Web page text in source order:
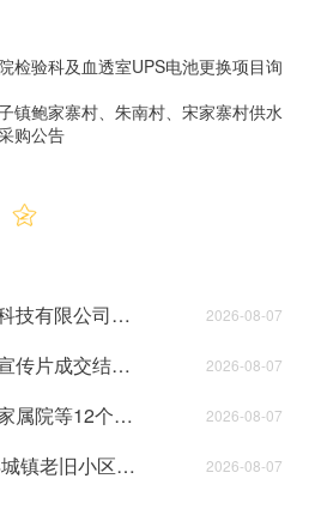
检验科及血透室UPS电池更换项目询
镇鲍家寨村、朱南村、宋家寨村供水
购公告
青海邻相聚生态农业科技有限公司供应链集散中心建设项目资格预审公告(代招标公告) 2026-08-07
青海省粮食流通工作宣传片成交结果公告 2026-08-07
西宁市城中区三干所家属院等12个老旧小 区配套基础设施建设项目监理成交结果公告 2026-08-07
西宁市城中区2026年城镇老旧小区综合墅治项目--民俗风情园等2个小区监理成交结果公告 2026-08-07